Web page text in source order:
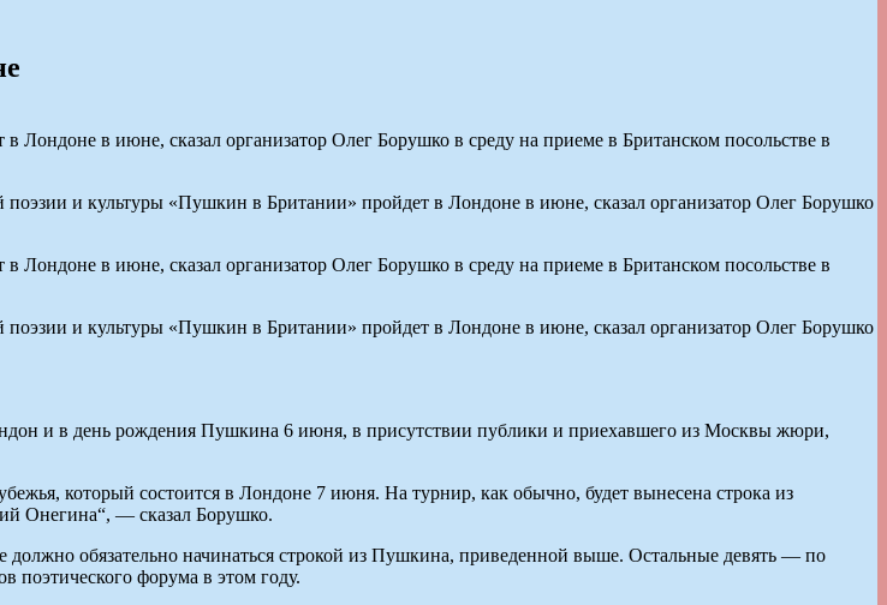
в июне, сказал организатор Олег Борушко в среду на приеме в Британском посольстве в
и культуры «Пушкин в Британии» пройдет в Лондоне в июне, сказал организатор Олег Борушко
в июне, сказал организатор Олег Борушко в среду на приеме в Британском посольстве в
и культуры «Пушкин в Британии» пройдет в Лондоне в июне, сказал организатор Олег Борушко
и в день рождения Пушкина 6 июня, в присутствии публики и приехавшего из Москвы жюри,
который состоится в Лондоне 7 июня. На турнир, как обычно, будет вынесена строка из
Онегина“, — сказал Борушко.
должно обязательно начинаться строкой из Пушкина, приведенной выше. Остальные девять — по
поэтического форума в этом году.